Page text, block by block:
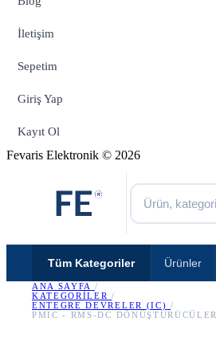
İletişim
Sepetim
Giriş Yap
Kayıt Ol
Fevaris Elektronik © 2026
Tüm Kategoriler Ürünler
ANA SAYFA /
KATEGORILER /
ENTEGRE DEVRELER (IC) /
PMIC - RMS-DC DÖNÜŞTÜRÜCÜLER